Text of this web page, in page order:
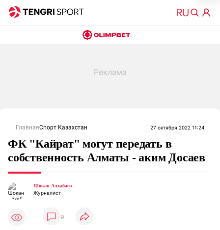
ГлавнаяСпорт Казахстан 27 октября 2022 11:24
ФК "Кайрат" могут передать в
собственность Алматы - аким Досаев
Шокан Алхабаев
Журналист
9